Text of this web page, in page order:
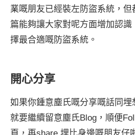
業嘅朋友已經裝左防盜系統，
篇能夠讓大家對呢方面增加認
擇最合適嘅防盜系統。
開心分享
如果你鍾意塵氏嘅分享嘅話同埋
就要繼續留意塵氏Blog，順便